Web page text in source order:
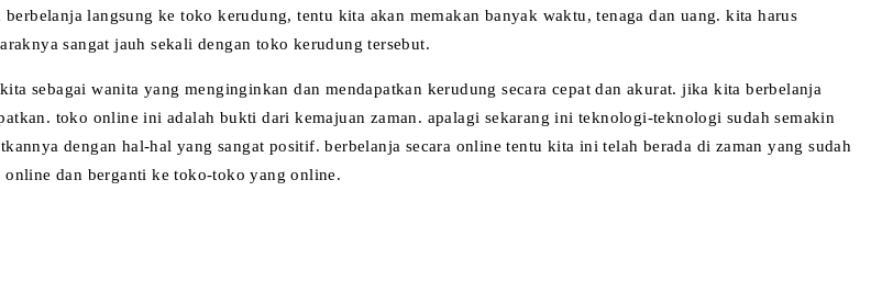
langsung ke toko kerudung, tentu kita akan memakan banyak waktu, tenaga dan uang. kita harus
sangat jauh sekali dengan toko kerudung tersebut.
sebagai wanita yang menginginkan dan mendapatkan kerudung secara cepat dan akurat. jika kita berbelanja
toko online ini adalah bukti dari kemajuan zaman. apalagi sekarang ini teknologi-teknologi sudah semakin
dengan hal-hal yang sangat positif. berbelanja secara online tentu kita ini telah berada di zaman yang sudah
dan berganti ke toko-toko yang online.